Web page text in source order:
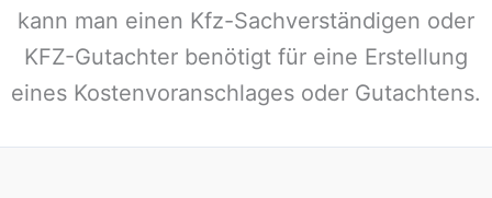
kann man einen Kfz-Sachverständigen oder
KFZ-Gutachter benötigt für eine Erstellung
eines Kostenvoranschlages oder Gutachtens.